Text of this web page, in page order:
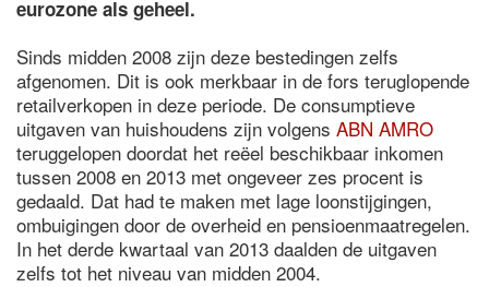
eurozone als geheel.
Sinds midden 2008 zijn deze bestedingen zelfs
afgenomen. Dit is ook merkbaar in de fors teruglopende
retailverkopen in deze periode. De consumptieve
uitgaven van huishoudens zijn volgens ABN AMRO
teruggelopen doordat het reëel beschikbaar inkomen
tussen 2008 en 2013 met ongeveer zes procent is
gedaald. Dat had te maken met lage loonstijgingen,
ombuigingen door de overheid en pensioenmaatregelen.
In het derde kwartaal van 2013 daalden de uitgaven
zelfs tot het niveau van midden 2004.